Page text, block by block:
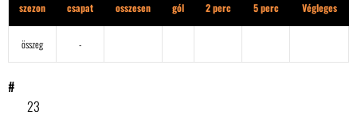
szezon csapat osszesen gól 2 perc 5 perc Végleges
összeg -
#
23